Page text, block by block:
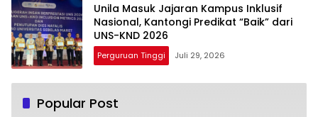
Unila Masuk Jajaran Kampus Inklusif
Nasional, Kantongi Predikat “Baik” dari
UNS-KND 2026
Perguruan Tinggi Juli 29, 2026
Popular Post